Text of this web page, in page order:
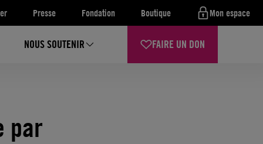
Presse Fondation Boutique Mon espace
NOUS SOUTENIR FAIRE UN DON
par